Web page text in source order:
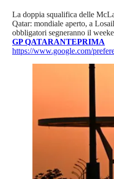
La doppia squalifica delle
Qatar: mondiale aperto, a
obbligatori segneranno il
GP QATARANTEPRIMA
https://www.google.com/